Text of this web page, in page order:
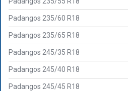
Padangos 235/60 R18
Padangos 235/65 R18
Padangos 245/35 R18
Padangos 245/40 R18
Padangos 245/45 R18